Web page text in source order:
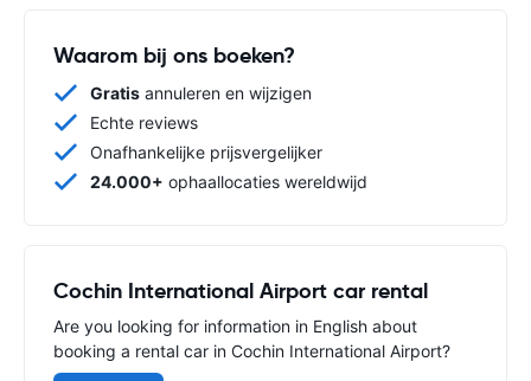
Waarom bij ons boeken?
Gratis annuleren en wijzigen
Echte reviews
Onafhankelijke prijsvergelijker
24.000+ ophaallocaties wereldwijd
Cochin International Airport car rental
Are you looking for information in English about
booking a rental car in Cochin International Airport?